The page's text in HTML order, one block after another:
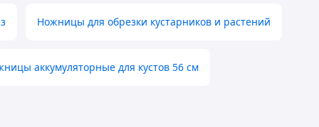
Ножницы для обрезки кустарников и растений
аккумуляторные для кустов 56 см